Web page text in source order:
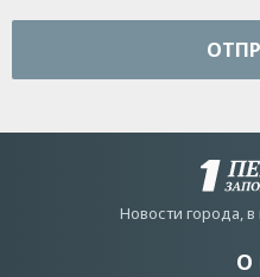
Новости города,
О